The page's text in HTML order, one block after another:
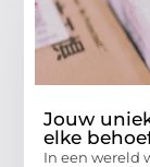
Jouw
elke
In een wereld